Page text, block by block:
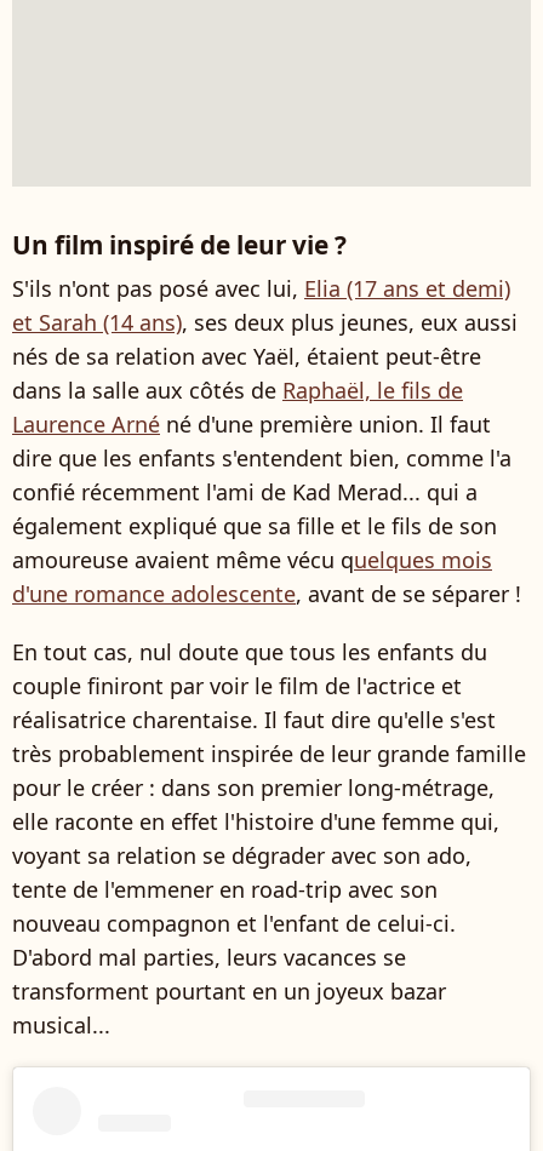
Un film inspiré de leur vie ?
S'ils n'ont pas posé avec lui, Elia (17 ans et demi)
et Sarah (14 ans), ses deux plus jeunes, eux aussi
nés de sa relation avec Yaël, étaient peut-être
dans la salle aux côtés de Raphaël, le fils de
Laurence Arné né d'une première union. Il faut
dire que les enfants s'entendent bien, comme l'a
confié récemment l'ami de Kad Merad... qui a
également expliqué que sa fille et le fils de son
amoureuse avaient même vécu quelques mois
d'une romance adolescente, avant de se séparer !
En tout cas, nul doute que tous les enfants du
couple finiront par voir le film de l'actrice et
réalisatrice charentaise. Il faut dire qu'elle s'est
très probablement inspirée de leur grande famille
pour le créer : dans son premier long-métrage,
elle raconte en effet l'histoire d'une femme qui,
voyant sa relation se dégrader avec son ado,
tente de l'emmener en road-trip avec son
nouveau compagnon et l'enfant de celui-ci.
D'abord mal parties, leurs vacances se
transforment pourtant en un joyeux bazar
musical...